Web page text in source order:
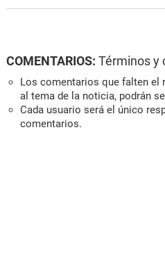
COMENTARIOS: Términos y
Los comentarios que falten el
al tema de la noticia, podrán
Cada usuario será el único
comentarios.